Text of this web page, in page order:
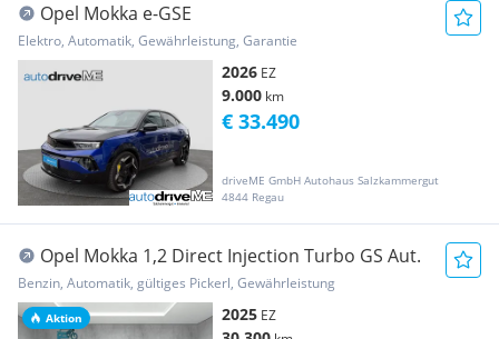
Opel Mokka e-GSE
Elektro, Automatik, Gewährleistung, Garantie
2026 EZ
9.000 km
driveME GmbH Autohaus Salzkammergut
4844 Regau
€ 33.490
Aktion
Opel Mokka 1,2 Direct Injection Turbo GS Aut.
Benzin, Automatik, gültiges Pickerl, Gewährleistung
2025 EZ